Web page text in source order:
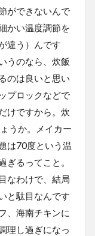
ができないんで
かい温度調節を
違う）んです
うのなら、炊飯
のは良いと思い
プロックなどで
けですから。炊
うか。メイカー
は70度という温
ぎるってこと。
なわけで、結局
と駄目なんです
、海南チキンに
理し過ぎになっ